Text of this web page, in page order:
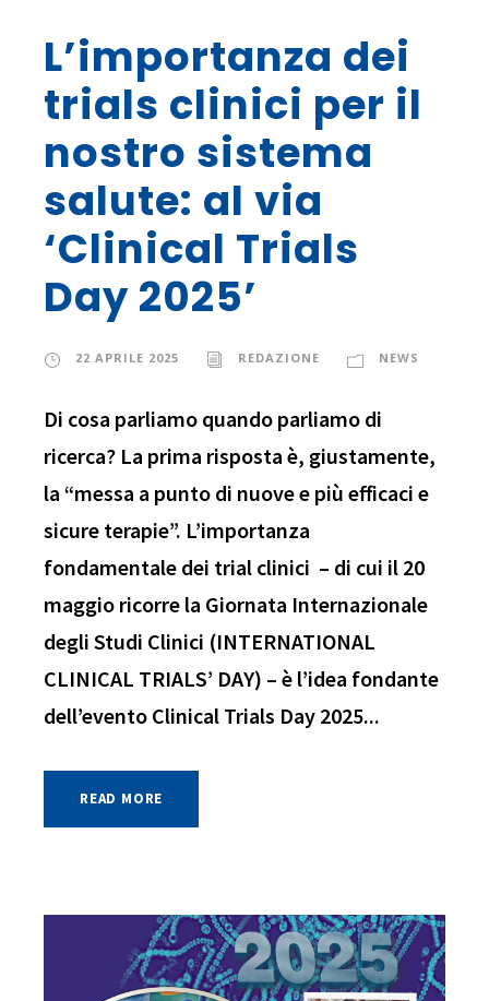
L’importanza dei
trials clinici per il
nostro sistema
salute: al via
‘Clinical Trials
Day 2025’
22 APRILE 2025 REDAZIONE NEWS
Di cosa parliamo quando parliamo di
ricerca? La prima risposta è, giustamente,
la “messa a punto di nuove e più efficaci e
sicure terapie”. L’importanza
fondamentale dei trial clinici – di cui il 20
maggio ricorre la Giornata Internazionale
degli Studi Clinici (INTERNATIONAL
CLINICAL TRIALS’ DAY) – è l’idea fondante
dell’evento Clinical Trials Day 2025...
READ MORE